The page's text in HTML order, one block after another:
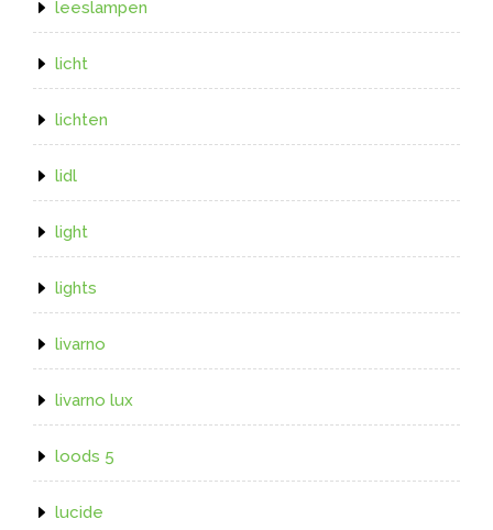
leeslampen
licht
lichten
lidl
light
lights
livarno
livarno lux
loods 5
lucide